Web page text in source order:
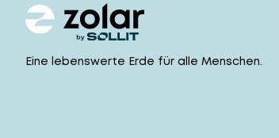
Eine lebenswerte Erde für alle Menschen.